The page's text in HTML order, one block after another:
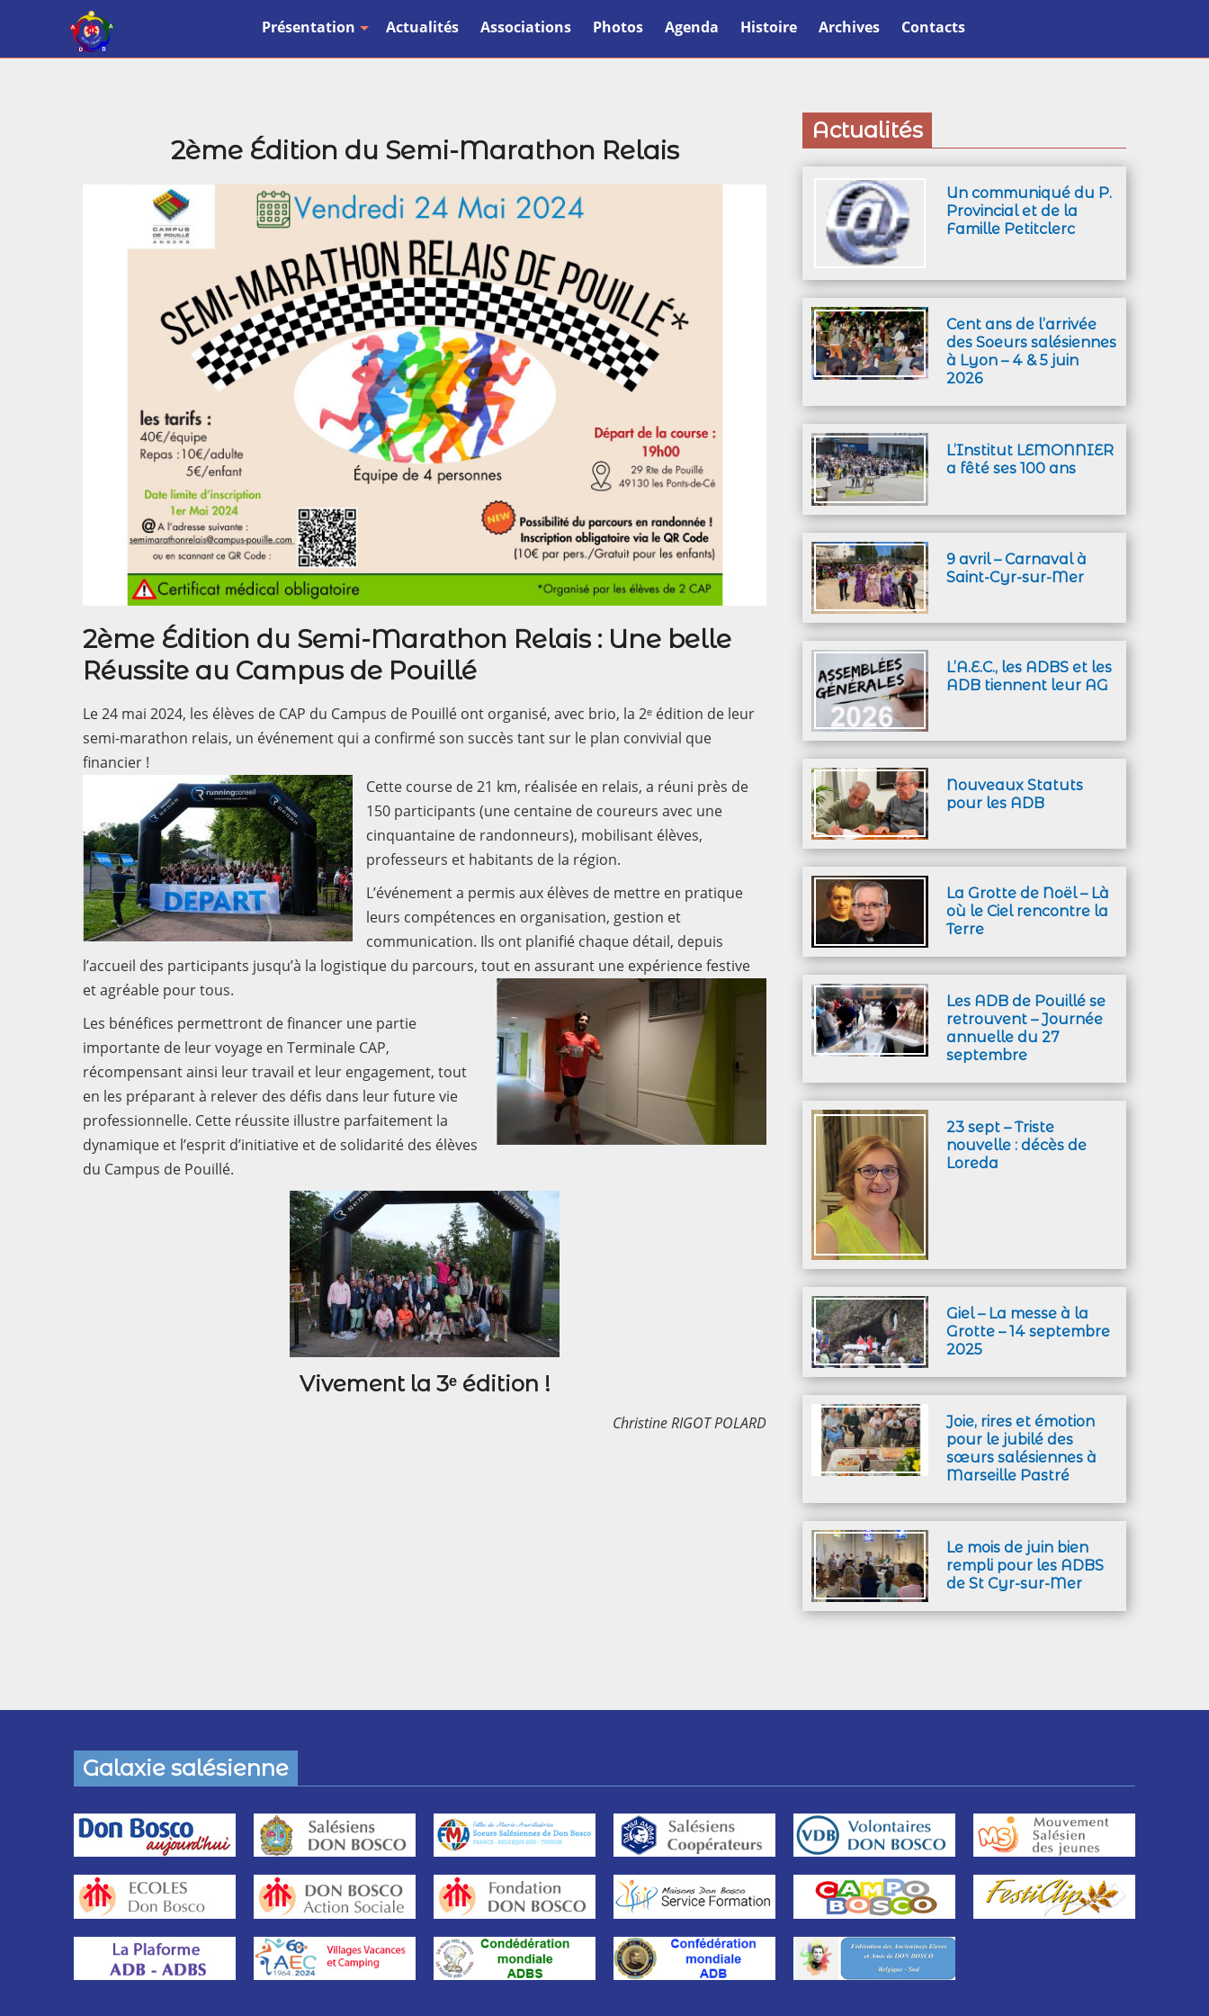
Présentation Actualités Associations Photos Agenda Histoire Archives Contacts
2ème Édition du Semi-Marathon Relais
2ème Édition du Semi-Marathon Relais : Une belle
Réussite au Campus de Pouillé
Le 24 mai 2024, les élèves de CAP du Campus de Pouillé ont organisé, avec brio, la 2ᵉ édition de leur
semi-marathon relais, un événement qui a confirmé son succès tant sur le plan convivial que
financier !
Cette course de 21 km, réalisée en relais, a réuni près de
150 participants (une centaine de coureurs avec une
cinquantaine de randonneurs), mobilisant élèves,
professeurs et habitants de la région.
L’événement a permis aux élèves de mettre en pratique
leurs compétences en organisation, gestion et
communication. Ils ont planifié chaque détail, depuis
l’accueil des participants jusqu’à la logistique du parcours, tout en assurant une expérience festive
et agréable pour tous.
Les bénéfices permettront de financer une partie
importante de leur voyage en Terminale CAP,
récompensant ainsi leur travail et leur engagement, tout
en les préparant à relever des défis dans leur future vie
professionnelle. Cette réussite illustre parfaitement la
dynamique et l’esprit d’initiative et de solidarité des élèves
du Campus de Pouillé.
Vivement la 3ᵉ édition !
Christine RIGOT POLARD
Actualités
Un communiqué du P.
Provincial et de la
Famille Petitclerc
Cent ans de l’arrivée
des Soeurs salésiennes
à Lyon – 4 & 5 juin
2026
L’Institut LEMONNIER
a fêté ses 100 ans
9 avril – Carnaval à
Saint-Cyr-sur-Mer
L’A.E.C., les ADBS et les
ADB tiennent leur AG
Nouveaux Statuts
pour les ADB
La Grotte de Noël – Là
où le Ciel rencontre la
Terre
Les ADB de Pouillé se
retrouvent – Journée
annuelle du 27
septembre
23 sept – Triste
nouvelle : décès de
Loreda
Giel – La messe à la
Grotte – 14 septembre
2025
Joie, rires et émotion
pour le jubilé des
sœurs salésiennes à
Marseille Pastré
Le mois de juin bien
rempli pour les ADBS
de St Cyr-sur-Mer
Galaxie salésienne